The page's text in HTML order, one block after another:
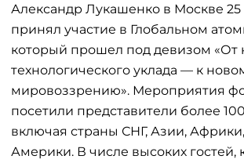
Александр Лукашенко в Москве 25
принял участие в Глобальном
который прошел под девизом «От
технологического уклада — к
мировоззрению». Мероприятия
посетили представители более
включая страны СНГ, Азии,
Америки. В числе высоких гостей,